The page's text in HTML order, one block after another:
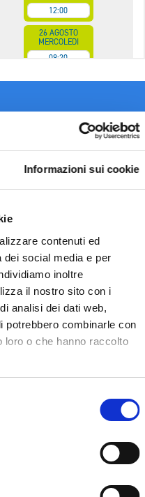
Informazioni sui cookie
contenuti ed
dei social media e per
inoltre
il nostro sito con i
analisi dei dati web,
potrebbero combinarle con
loro o che hanno raccolto